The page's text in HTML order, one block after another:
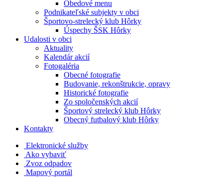
Obedové menu
Podnikateľské subjekty v obci
Športovo-strelecký klub Hôrky
Úspechy ŠSK Hôrky
Udalosti v obci
Aktuality
Kalendár akcií
Fotogaléria
Obecné fotografie
Budovanie, rekonštrukcie, opravy
Historické fotografie
Zo spoločenských akcií
Športový strelecký klub Hôrky
Obecný futbalový klub Hôrky
Kontakty
Elektronické služby
Ako vybaviť
Zvoz odpadov
Mapový portál